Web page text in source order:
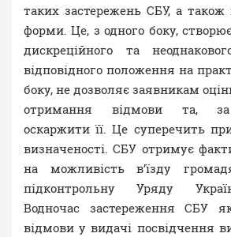
таких застережень СБУ, а також
форми. Це, з одного боку,
дискреційного та
відповідного положення на
боку, не дозволяє заявникам
отримання відмови та, за
оскаржити її. Це суперечить
визначеності. СБУ отримує
на можливість в’їзду
підконтрольну Уряду
Водночас застереження СБУ
відмови у видачі посвідчення